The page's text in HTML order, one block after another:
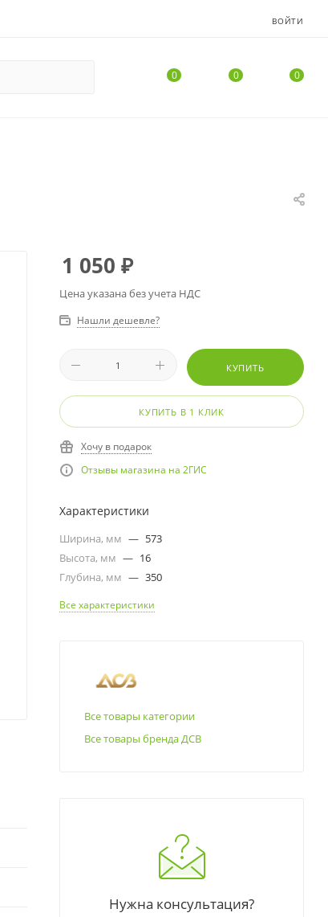
ВОЙТИ
0 0 0
1 050 ₽
Цена указана без учета НДС
Нашли дешевле?
КУПИТЬ
КУПИТЬ В 1 КЛИК
Хочу в подарок
Отзывы магазина на 2ГИС
Характеристики
Ширина, мм — 573
Высота, мм — 16
Глубина, мм — 350
Все характеристики
Все товары категории
Все товары бренда ДСВ
Нужна консультация?